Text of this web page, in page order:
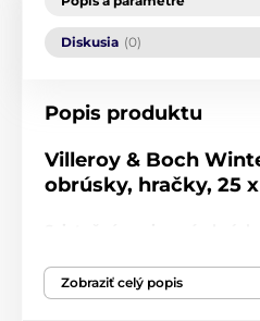
Diskusia (0)
Popis produktu
Villeroy & Boch
obrúsky, hračky, 25
kolekcieWinter Specials
Villeroy & Boch.
Zobraziť celý popis